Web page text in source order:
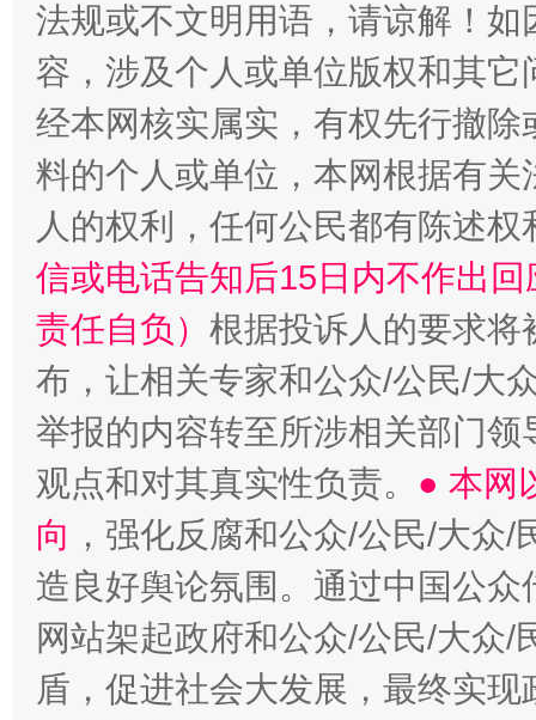
招工难、用工荒背后
法规或不文明用语，请谅解！
容，涉及个人或单位版权和其它
经本网核实属实，有权先行撤
料的个人或单位，本网根据有
人的权利，任何公民都有陈述
信或电话告知后15日内不作出
责任自负） 根据投诉人的要求将
布，让相关专家和公众/公民/大
举报的内容转至所涉相关部门
观点和对其真实性负责。 ● 本网
向 ，强化反腐和公众/公民/大众
造良好舆论氛围。通过中国公
网站架起政府和公众/公民/大众
盾，促进社会大发展，最终实